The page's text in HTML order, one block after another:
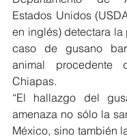
Estados Unidos
en inglés) detectara la
caso de gusano
animal procedente
Chiapas.
“El hallazgo del
amenaza no sólo la
México, sino también